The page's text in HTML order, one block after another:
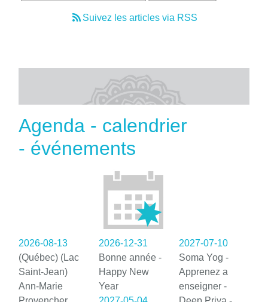
Suivez les articles via RSS
Agenda - calendrier
- événements
2026-08-13
(Québec) (Lac
Saint-Jean)
Ann-Marie
2026-12-31
Bonne année -
Happy New
Year
2027-07-10
Soma Yog -
Apprenez a
enseigner -